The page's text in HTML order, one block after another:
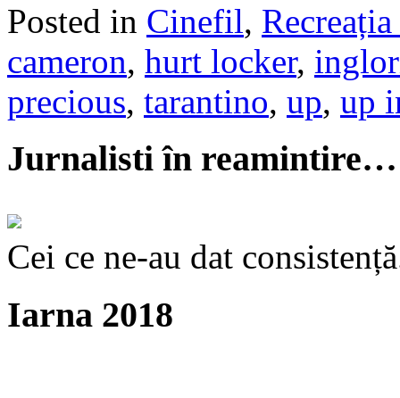
Posted in Cinefil,
cameron, hurt locker,
precious, tarantino, up, up
Jurnalisti în reamintire…
Cei ce ne-au dat
Iarna 2018